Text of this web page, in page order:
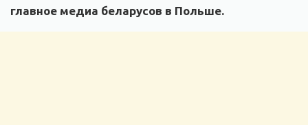
главное медиа беларусов в Польше.